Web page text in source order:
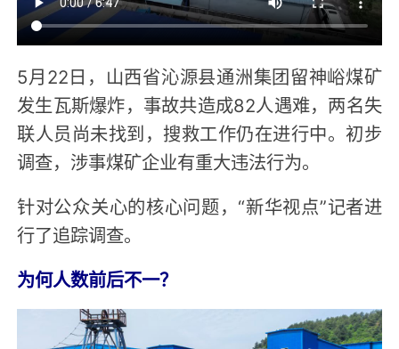
5月22日，山西省沁源县通洲集团留神峪煤矿
发生瓦斯爆炸，事故共造成82人遇难，两名失
联人员尚未找到，搜救工作仍在进行中。初步
调查，涉事煤矿企业有重大违法行为。
针对公众关心的核心问题，“新华视点”记者进
行了追踪调查。
为何人数前后不一？